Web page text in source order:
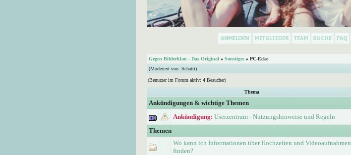
Gegen Bilderklau - Das Original » Sonstiges » PC-Ecke
(Moderiert von: Schatti)
(Benutzer im Forum aktiv: 4 Besucher)
Thema
Ankündigungen & wichtige Themen
Ankündigung: Userzentrum - Nutzungshinweise und Regeln
Themen
Wo kann ich Informationen über Hochzeiten und Videoaufnahmen
finden?